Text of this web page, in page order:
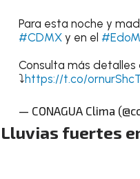
Para esta noche y
#CDMXy en el
Consulta más detalles
⤵️https://t.co/
— CONAGUA Clima
Lluvias fuertes